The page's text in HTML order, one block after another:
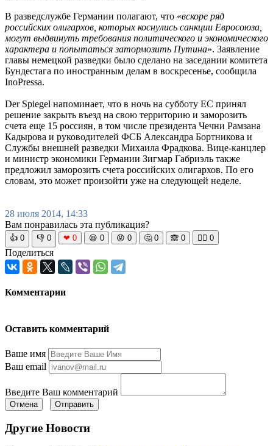
В разведслужбе Германии полагают, что «вскоре ряд
российских олигархов, которых коснулись санкции Евросоюза,
могут выдвинуть требования политического и экономического
характера и попытаться затормозить Путина». Заявление
главы немецкой разведки было сделано на заседании комитета
Бундестага по иностранным делам в воскресенье, сообщила
InoPressa.
Der Spiegel напоминает, что в ночь на субботу ЕС принял
решение закрыть въезд на свою территорию и заморозить
счета еще 15 россиян, в том числе президента Чечни Рамзана
Кадырова и руководителей ФСБ Александра Бортникова и
Службы внешней разведки Михаила Фрадкова. Вице-канцлер
и министр экономики Германии Зигмар Габриэль также
предложил заморозить счета российских олигархов. По его
словам, это может произойти уже на следующей неделе.
28 июля 2014, 14:33
Вам понравилась эта публикация?
👍 0 👎 0 ❤ 0 😆 0 😡 0 🤔 0 🙈 0 🧘‍♀️ 0
Поделиться
Комментарии
Оставить комментарий
Ваше имя
Ваш email
Введите Ваш комментарий
Отмена Отправить
Другие Новости